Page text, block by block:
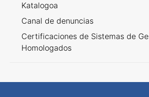
Katalogoa
Canal de denuncias
Certificaciones de Sistemas de
Homologados